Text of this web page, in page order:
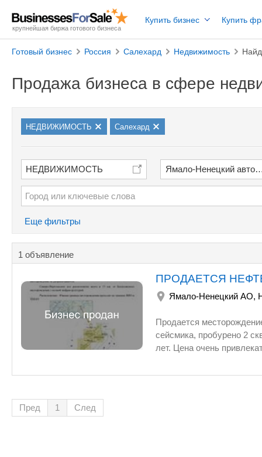
крупнейшая биржа готового бизнеса
Купить бизнес Купить
Готовый бизнес Россия Салехард Недвижимость
Продажа бизнеса в сфере
НЕДВИЖИМОСТЬ Салехард
НЕДВИЖИМОСТЬ Ямало-Ненецкий
Еще фильтры
1 объявление
ПРОДАЕТСЯ
Ямало-Ненецкий АО,
Продается месторождение нефти в Ямало-
сейсмика, пробурено 2 скважины. Нефть сверхлегкая.
Пред 1 След